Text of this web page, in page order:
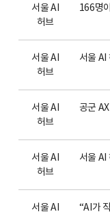
서울 AI
허브
서울 AI
허브
서울 AI
허브
서울 AI
허브
서울 AI